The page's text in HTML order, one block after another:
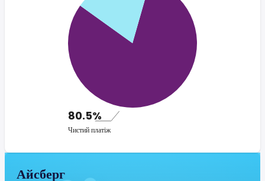
80.5%
Чистий платіж
Айсберг